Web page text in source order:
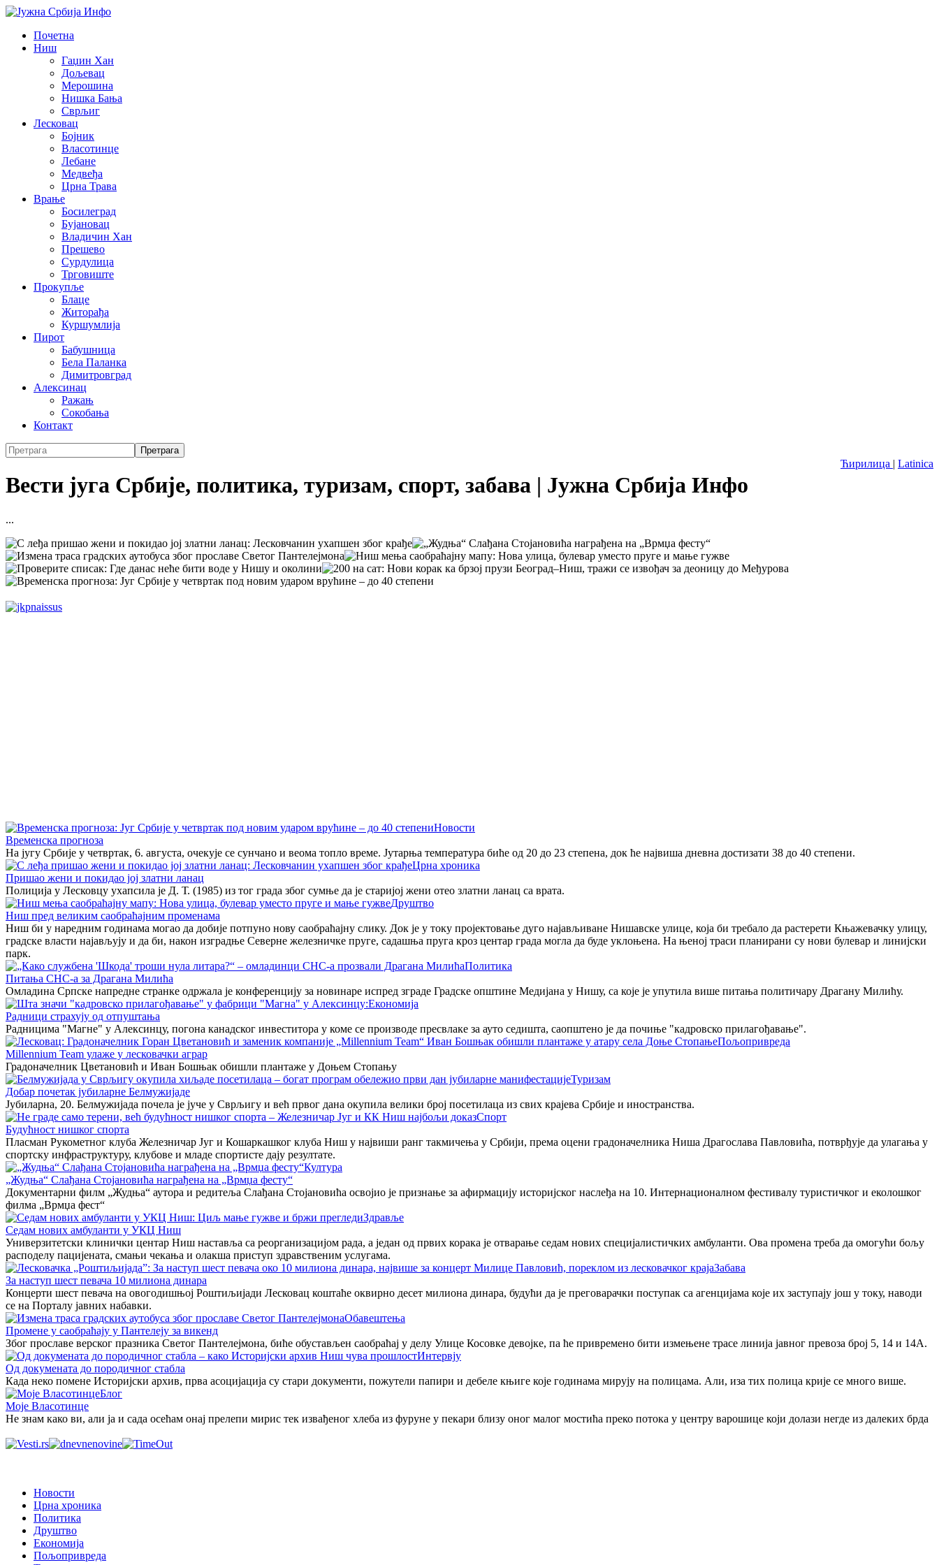
Почетна
Ниш
Гаџин Хан
Дољевац
Мерошина
Нишка Бања
Сврљиг
Лесковац
Бојник
Власотинце
Лебане
Медвеђа
Црна Трава
Врање
Босилеград
Бујановац
Владичин Хан
Прешево
Сурдулица
Трговиште
Прокупље
Блаце
Житорађа
Куршумлија
Пирот
Бабушница
Бела Паланка
Димитровград
Алексинац
Ражањ
Сокобања
Контакт
Ћирилица | Latinica
Вести југа Србије, политика, туризам, спорт, забава | Јужна Србија Инфо
...
Новости
Временска прогноза
На југу Србије у четвртак, 6. августа, очекује се сунчано и веома топло време. Јутарња температура биће од 20 до 23 степена, док ће највиша дневна достизати 38 до 40 степени.
Црна хроника
Пришао жени и покидао јој златни ланац
Полиција у Лесковцу ухапсила је Д. Т. (1985) из тог града због сумње да је старијој жени отео златни ланац са врата.
Друштво
Ниш пред великим саобраћајним променама
Ниш би у наредним годинама могао да добије потпуно нову саобраћајну слику. Док је у току пројектовање дуго најављиване Нишавске улице, која би требало да растерети Књажевачку улицу,
градске власти најављују и да би, након изградње Северне железничке пруге, садашња пруга кроз центар града могла да буде уклоњена. На њеној траси планирани су нови булевар и линијски
парк.
Политика
Питања СНС-а за Драгана Милића
Омладина Српске напредне странке одржала је конференцију за новинаре испред зграде Градске општине Медијана у Нишу, са које је упутила више питања политичару Драгану Милићу.
Економија
Радници страхују од отпуштања
Радницима "Магне" у Алексинцу, погона канадског инвеститора у коме се производе пресвлаке за ауто седишта, саопштено је да почиње "кадровско прилагођавање".
Пољопривреда
Millennium Team улаже у лесковачки аграр
Градоначелник Цветановић и Иван Бошњак обишли плантаже у Доњем Стопању
Туризам
Добар почетак јубиларне Белмужијаде
Јубиларна, 20. Белмужијада почела је јуче у Сврљигу и већ првог дана окупила велики број посетилаца из свих крајева Србије и иностранства.
Спорт
Будућност нишког спорта
Пласман Рукометног клуба Железничар Југ и Кошаркашког клуба Ниш у највиши ранг такмичења у Србији, према оцени градоначелника Ниша Драгослава Павловића, потврђује да улагања у
спортску инфраструктуру, клубове и младе спортисте дају резултате.
Култура
„Жудња“ Слађана Стојановића награђена на „Врмџа фесту“
Документарни филм „Жудња“ аутора и редитеља Слађана Стојановића освојио је признање за афирмацију историјског наслеђа на 10. Интернационалном фестивалу туристичког и еколошког
филма „Врмџа фест“
Здравље
Седам нових амбуланти у УКЦ Ниш
Универзитетски клинички центар Ниш наставља са реорганизацијом рада, а један од првих корака је отварање седам нових специјалистичких амбуланти. Ова промена треба да омогући бољу
расподелу пацијената, смањи чекања и олакша приступ здравственим услугама.
Забава
За наступ шест певача 10 милиона динара
Концерти шест певача на овогодишњој Роштиљијади Лесковац коштаће оквирно десет милиона динара, будући да је преговарачки поступак са агенцијама које их заступају још у току, наводи
се на Порталу јавних набавки.
Обавештења
Промене у саобраћају у Пантелеју за викенд
Због прославе верског празника Светог Пантелејмона, биће обустављен саобраћај у делу Улице Косовке девојке, па ће привремено бити измењене трасе линија јавног превоза број 5, 14 и 14А.
Интервју
Од докумената до породичног стабла
Када неко помене Историјски архив, прва асоцијација су стари документи, пожутели папири и дебеле књиге које годинама мирују на полицама. Али, иза тих полица крије се много више.
Блог
Моје Власотинце
Не знам како ви, али ја и сада осећам онај прелепи мирис тек извађеног хлеба из фуруне у пекари близу оног малог мостића преко потока у центру варошице који долази негде из далеких брда
Новости
Црна хроника
Политика
Друштво
Економија
Пољопривреда